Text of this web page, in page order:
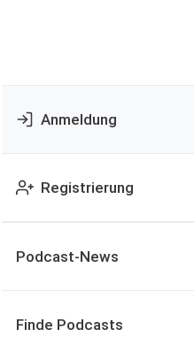
Anmeldung
Registrierung
Podcast-News
Finde Podcasts